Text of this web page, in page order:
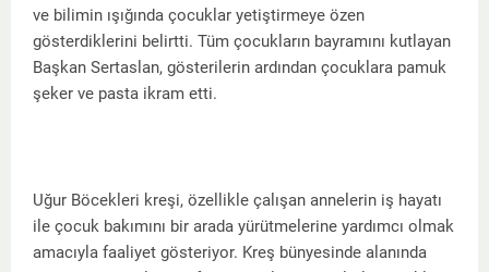
ve bilimin ışığında çocuklar yetiştirmeye özen
gösterdiklerini belirtti. Tüm çocukların bayramını kutlayan
Başkan Sertaslan, gösterilerin ardından çocuklara pamuk
şeker ve pasta ikram etti.
Uğur Böcekleri kreşi, özellikle çalışan annelerin iş hayatı
ile çocuk bakımını bir arada yürütmelerine yardımcı olmak
amacıyla faaliyet gösteriyor. Kreş bünyesinde alanında